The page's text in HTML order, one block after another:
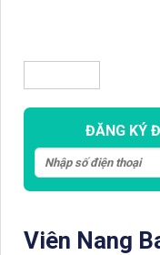
ĐĂNG KÝ
Viên Nang